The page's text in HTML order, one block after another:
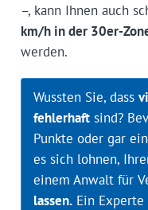
–, kann Ihnen auch
km/h in der 30er-
werden.
Wussten Sie, dass
fehlerhaftsind?
Punkte oder gar
es sich lohnen,
einem Anwalt für
lassen.Ein Experte